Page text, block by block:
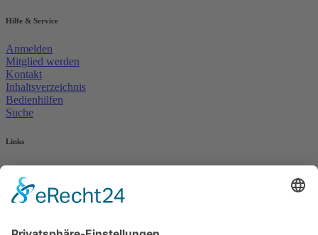
Hilfe & Service
Anmelden
Mitglied werden
Kontakt
Inhaltsverzeichnis
Bedienhilfen
Suche
Links
AWO Jobportal
AWO Ehrenamt Portal
AWO Schulgesundheitsfachkräfte